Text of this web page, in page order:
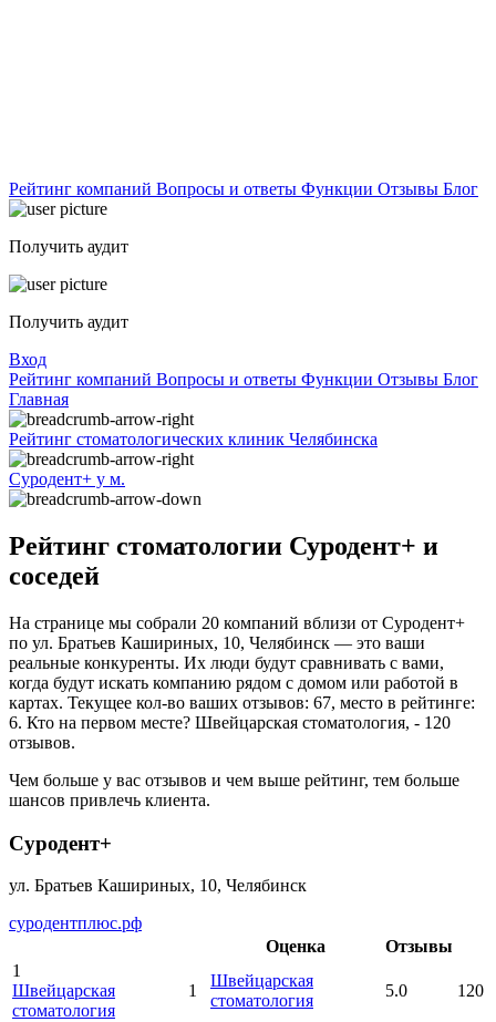
Рейтинг компаний Вопросы и ответы Функции Отзывы Блог
Получить аудит
Получить аудит
Вход
Рейтинг компаний Вопросы и ответы Функции Отзывы Блог
Главная
Рейтинг стоматологических клиник Челябинска
Суродент+ у м.
Рейтинг стоматологии Суродент+ и
соседей
На странице мы собрали 20 компаний вблизи от Суродент+
по ул. Братьев Кашириных, 10, Челябинск — это ваши
реальные конкуренты. Их люди будут сравнивать с вами,
когда будут искать компанию рядом с домом или работой в
картах. Текущее кол-во ваших отзывов: 67, место в рейтинге:
6. Кто на первом месте? Швейцарская стоматология, - 120
отзывов.
Чем больше у вас отзывов и чем выше рейтинг, тем больше
шансов привлечь клиента.
Суродент+
ул. Братьев Кашириных, 10, Челябинск
суродентплюс.рф
Оценка
Отзывы
1
Швейцарская
стоматология
1
Швейцарская
стоматология
5.0 120